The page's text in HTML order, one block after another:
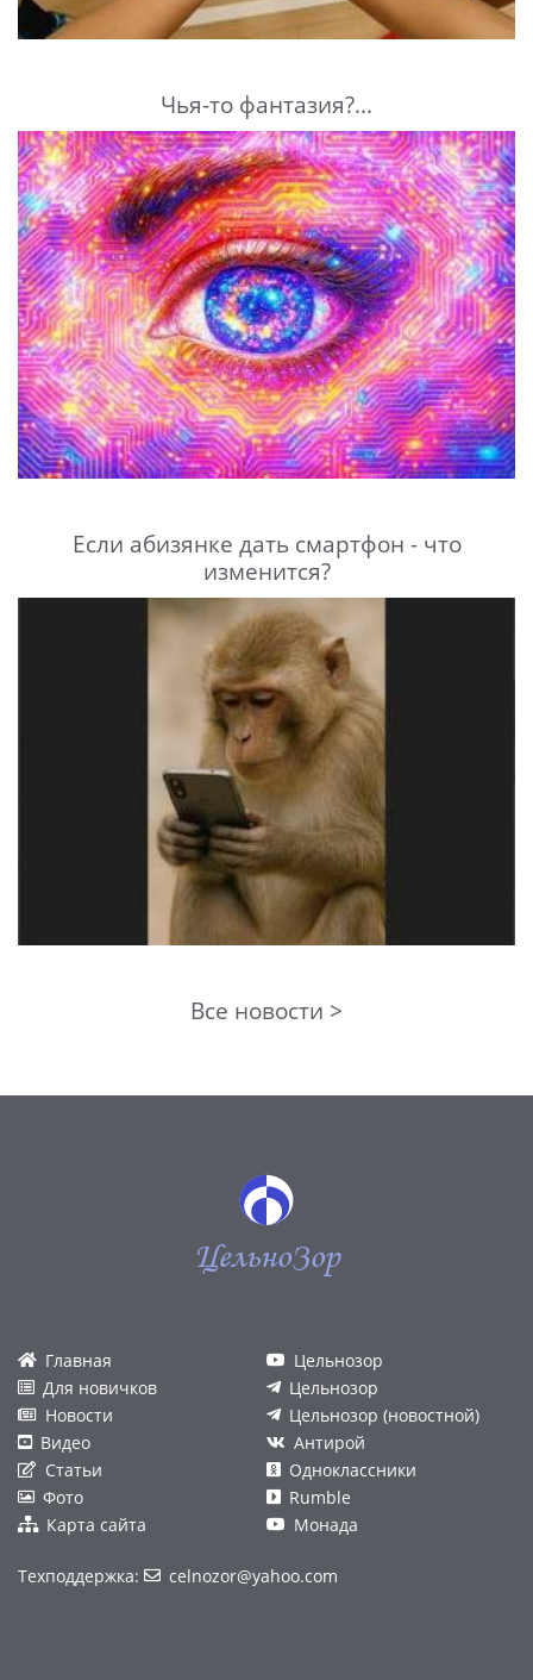
Чья-то фантазия?...
Если абизянке дать смартфон - что
изменится?
Все новости >
ЦельноЗор
Главная
Для новичков
Новости
Видео
Статьи
Фото
Карта сайта
Цельнозор
Цельнозор
Цельнозор (новостной)
Антирой
Одноклассники
Rumble
Монада
Техподдержка: celnozor@yahoo.com